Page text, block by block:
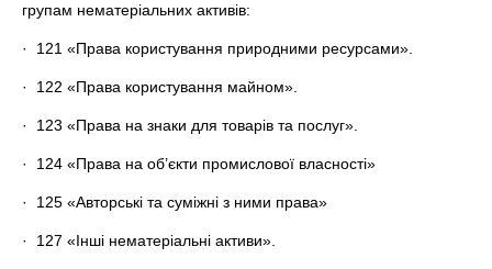
групам нематеріальних активів:
· 121 «Права користування природними ресурсами».
· 122 «Права користування майном».
· 123 «Права на знаки для товарів та послуг».
· 124 «Права на об’єкти промислової власності»
· 125 «Авторські та суміжні з ними права»
· 127 «Інші нематеріальні активи».